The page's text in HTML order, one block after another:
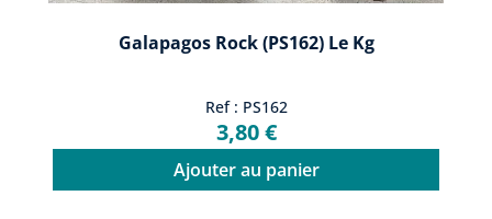
Galapagos Rock (PS162) Le Kg
Ref : PS162
3,80 €
Ajouter au panier